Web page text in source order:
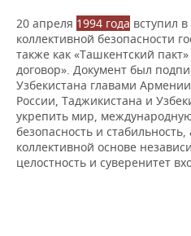
20 апреля 1994 года вступил
коллективной безопасности
также как «Ташкентский
договор». Документ был
Узбекистана главами
России, Таджикистана и
укрепить мир,
безопасность и
коллективной основе
целостность и суверенитет